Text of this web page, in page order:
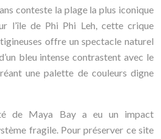
conteste la plage la plus iconique
l’île de Phi Phi Leh, cette crique
offre un spectacle naturel
bleu intense contrastent avec le
une palette de couleurs digne
de Maya Bay a eu un impact
fragile. Pour préserver ce site